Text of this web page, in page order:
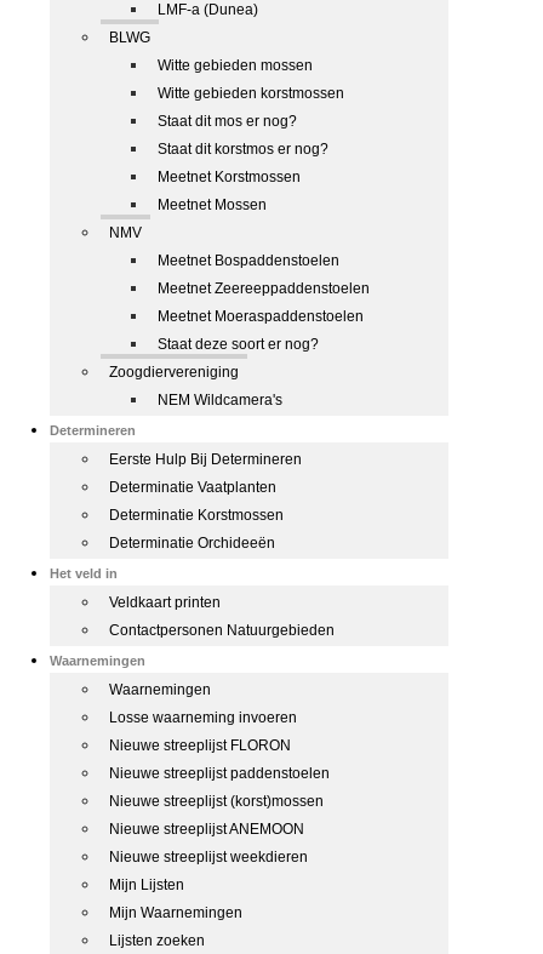
LMF-a (Dunea)
BLWG
Witte gebieden mossen
Witte gebieden korstmossen
Staat dit mos er nog?
Staat dit korstmos er nog?
Meetnet Korstmossen
Meetnet Mossen
NMV
Meetnet Bospaddenstoelen
Meetnet Zeereeppaddenstoelen
Meetnet Moeraspaddenstoelen
Staat deze soort er nog?
Zoogdiervereniging
NEM Wildcamera's
Determineren
Eerste Hulp Bij Determineren
Determinatie Vaatplanten
Determinatie Korstmossen
Determinatie Orchideeën
Het veld in
Veldkaart printen
Contactpersonen Natuurgebieden
Waarnemingen
Waarnemingen
Losse waarneming invoeren
Nieuwe streeplijst FLORON
Nieuwe streeplijst paddenstoelen
Nieuwe streeplijst (korst)mossen
Nieuwe streeplijst ANEMOON
Nieuwe streeplijst weekdieren
Mijn Lijsten
Mijn Waarnemingen
Lijsten zoeken